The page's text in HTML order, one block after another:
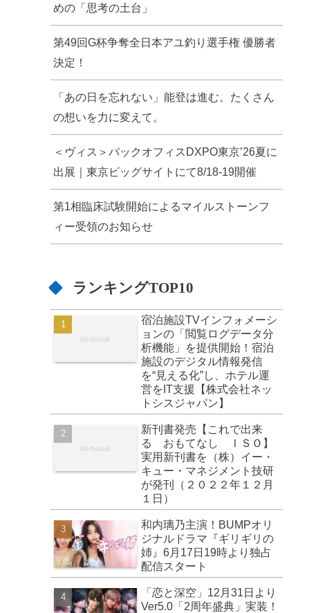
めの「思考の土台」
第49回G杯争奪全日本アユ釣り選手権 優勝者
決定！
「あの日を忘れない」能登は進む。たくさん
の想いを力に変えて。
＜ヴィス＞バックオフィスDXPO東京’26夏に
出展｜東京ビッグサイトにて8/18-19開催
第1相臨床試験開始によるマイルストーンフ
ィー受領のお知らせ
ランキングTOP10
宿泊施設TVインフォメーシ
ョンの「閲覧ログデータ分
析機能」を提供開始！宿泊
施設のデジタル情報発信
を“見える化”し、ホテル運
営をIT支援【株式会社ネッ
トシスジャパン】
新刊書発売【これで出来
る おもてなし ＩＳＯ】
実用新刊書を（株）イー・
キュー・マネジメント技研
が発刊（２０２２年１２月
１日）
和内璃乃主演！BUMPオリ
ジナルドラマ『ギリギリの
姉』6月17日19時より独占
配信スタート
「恋と深空」12月31日より
Ver5.0「2周年盛典」実装！